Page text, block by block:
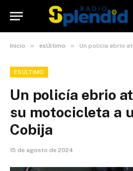
Inicio » esÚltimo » Un policía ebrio atropelló
ESÚLTIMO
Un policía ebrio
su motocicleta a
Cobija
15 de agosto de 2024